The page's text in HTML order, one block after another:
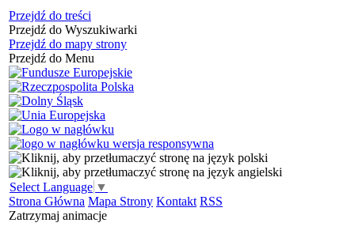
Przejdź do treści
Przejdź do Wyszukiwarki
Przejdź do mapy strony
Przejdź do Menu
Select Language ▼
Strona Główna Mapa Strony Kontakt RSS
Zatrzymaj animacje